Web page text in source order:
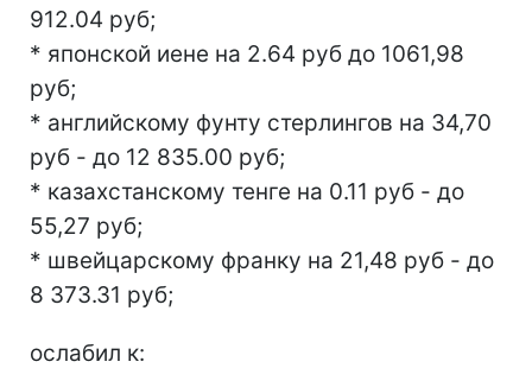
912.04 руб;
* японской иене на 2.64 руб до 1061,98
руб;
* английскому фунту стерлингов на 34,70
руб - до 12 835.00 руб;
* казахстанскому тенге на 0.11 руб - до
55,27 руб;
* швейцарскому франку на 21,48 руб - до
8 373.31 руб;
ослабил к: